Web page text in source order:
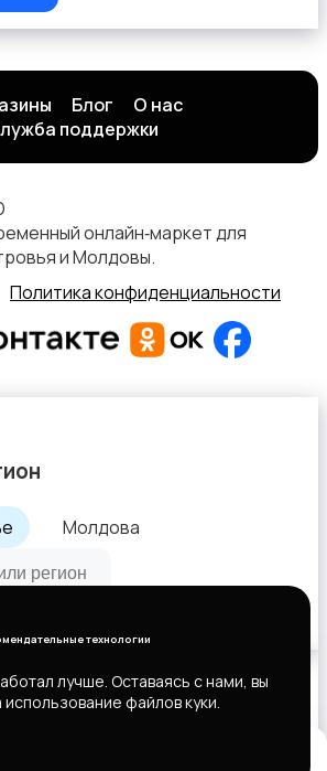
Блог
О нас
поддержки
онлайн‑маркет для
и Молдовы.
Политика конфиденциальности
технологии
лучше. Оставаясь с нами, вы
файлов куки.
Молдова
оплаты